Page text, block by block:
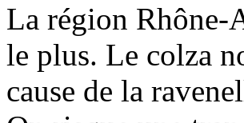
La région Rhône-
le plus. Le colza
cause de la